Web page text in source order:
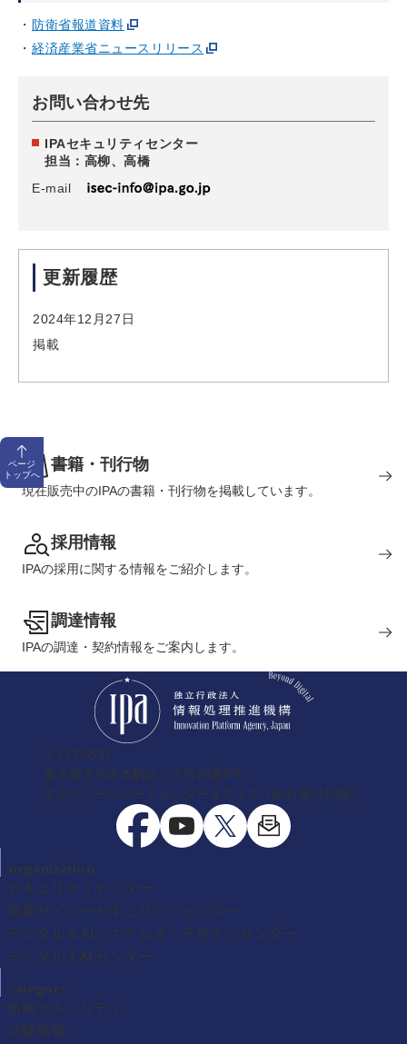
防衛省報道資料
経済産業省ニュースリリース
お問い合わせ先
IPAセキュリティセンター
担当：高柳、高橋
E-mail
更新履歴
2024年12月27日
掲載
ページ
トップへ
書籍・刊行物
現在販売中のIPAの書籍・刊行物を掲載しています。
採用情報
IPAの採用に関する情報をご紹介します。
調達情報
IPAの調達・契約情報をご案内します。
〒113-6591
東京都文京区本駒込二丁目28番8号
文京グリーンコートセンターオフィス（総合受付13階）
organization
セキュリティセンター
産業サイバーセキュリティセンター
デジタル＆AIシステムズ・デザインセンター
デジタル人材センター
category
情報セキュリティ
試験情報